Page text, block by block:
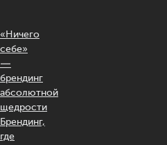
«Ничего
себе»
—
брендинг
абсолютной
щедрости
Брендинг,
где